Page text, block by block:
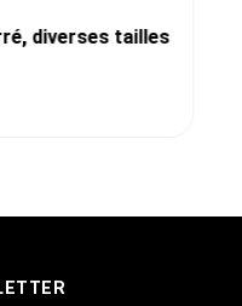
diverses tailles